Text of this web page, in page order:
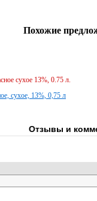
Похожие
сухое 13%, 0.75 л.
сухое, 13%, 0,75 л
Отзывы и